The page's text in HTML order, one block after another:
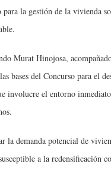
la gestión de la vivienda
Murat Hinojosa,
bases del Concurso para el
involucre el entorno
la demanda potencial de
a la redensificación